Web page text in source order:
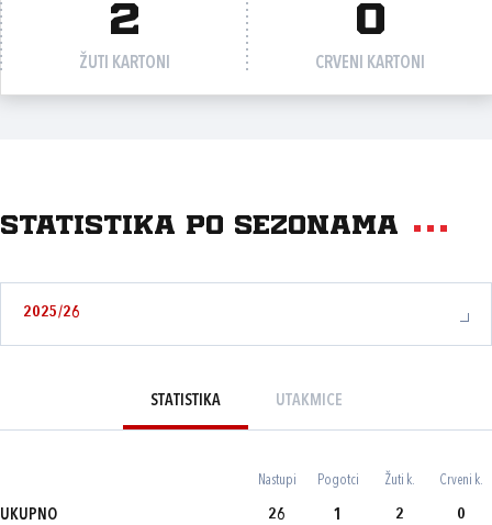
2
ŽUTI KARTONI
0
CRVENI KARTONI
Statistika po sezonama
2025/26
STATISTIKA UTAKMICE
Nastupi Pogotci Žuti k. Crveni k.
UKUPNO 26 1 2 0